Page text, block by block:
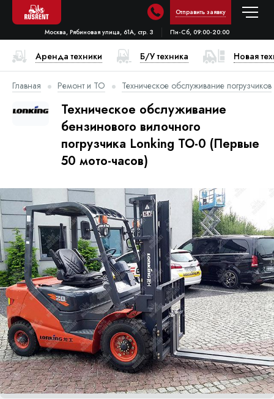
Отправить заявку
Москва, Рябиновая улица, 61А, стр. 3 Пн-Сб, 09:00-20:00
Аренда техники Б/У техника Новая
Главная Ремонт и ТО Техническое обслуживание погрузчиков
Техническое обслуживание
бензинового вилочного
погрузчика Lonking ТО-0 (Первые
50 мото-часов)